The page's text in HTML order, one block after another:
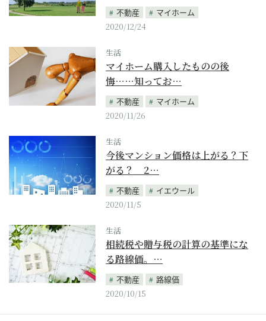
不動産
マイホーム
2020/12/24
生活
マイホーム購入したものの後
悔……知ってお…
不動産
マイホーム
2020/11/26
生活
今後マンション価格は上がる？下
がる？ 2…
不動産
イエウール
2020/11/5
生活
相続税や贈与税の計算の基準にな
る路線価。…
不動産
路線価
2020/10/15